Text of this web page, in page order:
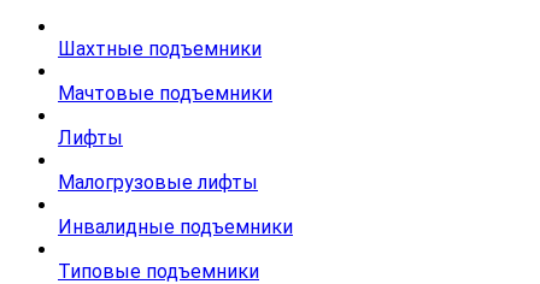
Шахтные подъемники
Мачтовые подъемники
Лифты
Малогрузовые лифты
Инвалидные подъемники
Типовые подъемники